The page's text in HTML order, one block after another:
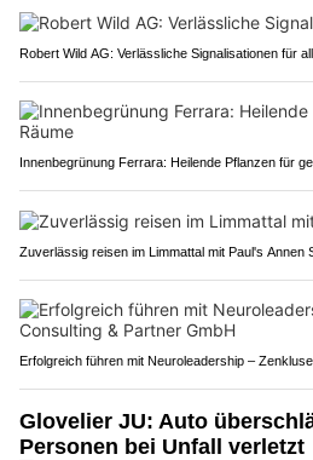
Robert Wild AG: Verlässliche Signalisationen für
Innenbegrünung Ferrara: Heilende Pflanzen für
Zuverlässig reisen im Limmattal mit Paul's Annen
Erfolgreich führen mit Neuroleadership –
Glovelier JU: Auto
Personen bei Unfall verletzt